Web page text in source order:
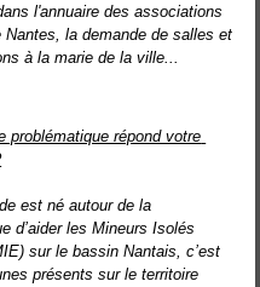
l'annuaire des associations
Nantes, la demande de salles et
à la marie de la ville...
problématique répond votre
est né autour de la
d’aider les Mineurs Isolés
sur le bassin Nantais, c’est
présents sur le territoire